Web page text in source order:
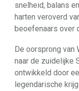
snelheid, balans
harten veroverd
beoefenaars over
De oorsprong van
naar de zuidelijke
ontwikkeld door
legendarische